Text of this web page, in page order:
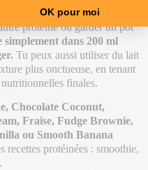
31 portions, idéal si tu veux
protéine ou garder un pot
simplement dans 200 ml
Tu peux aussi utiliser du lait
plus onctueuse, en tenant
finales.
Chocolate Coconut,
Fraise, Fudge Brownie,
ou Smooth Banana
recettes protéinées : smoothie,